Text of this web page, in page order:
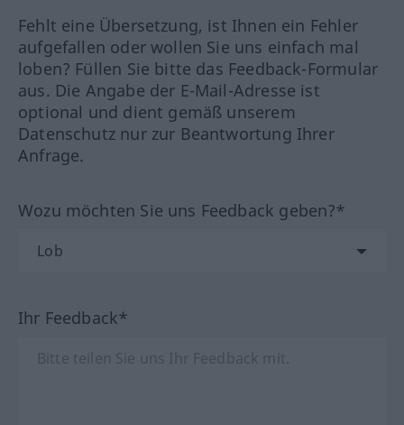
Fehlt eine Übersetzung, ist Ihnen ein Fehler
aufgefallen oder wollen Sie uns einfach mal
loben? Füllen Sie bitte das Feedback-Formular
aus. Die Angabe der E-Mail-Adresse ist
optional und dient gemäß unserem
Datenschutz nur zur Beantwortung Ihrer
Anfrage.
Wozu möchten Sie uns Feedback geben?*
Ihr Feedback*